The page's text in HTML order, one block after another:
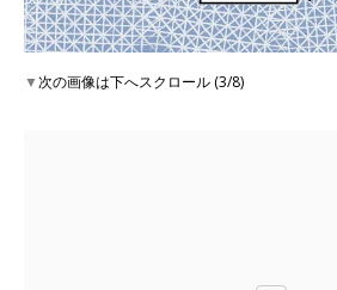
▼次の画像は下へスクロール (3/8)